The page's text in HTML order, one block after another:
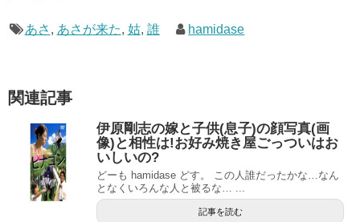
あさ , あさが来た, 姑, 誰 hamidase
関連記事
伊原剛志の嫁と子供(息子)の顔写真(画
像)と相性は!お好み焼き屋ごっついはお
いしいの?
どーも hamidase どす。 この人誰だったかな…なん
となくいろんな人と被るな… ...
記事を読む